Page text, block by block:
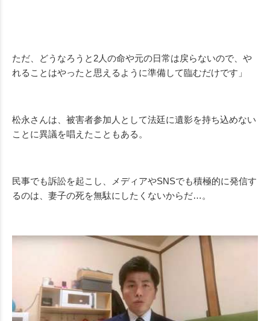
ただ、どうなろうと 2人の命や元の日常は戻らないので、や
れることはやったと思えるように準備して臨むだけです」
松永さんは、被害者参加人として法廷に遺影を持ち込めない
ことに異議を唱えたこともある。
民事でも訴訟を起こし、メディアやSNSでも積極的に発信す
るのは、妻子の死を無駄にしたくないからだ…。